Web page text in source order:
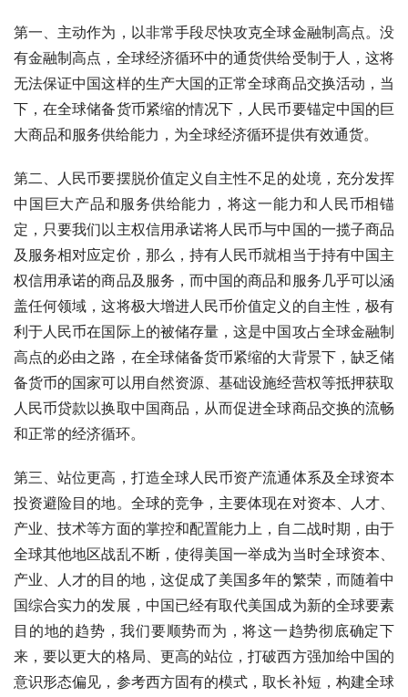
第一、主动作为，以非常手段尽快攻克全球金融制高点。没
有金融制高点，全球经济循环中的通货供给受制于人，这将
无法保证中国这样的生产大国的正常全球商品交换活动，当
下，在全球储备货币紧缩的情况下，人民币要锚定中国的巨
大商品和服务供给能力，为全球经济循环提供有效通货。
第二、人民币要摆脱价值定义自主性不足的处境，充分发挥
中国巨大产品和服务供给能力，将这一能力和人民币相锚
定，只要我们以主权信用承诺将人民币与中国的一揽子商品
及服务相对应定价，那么，持有人民币就相当于持有中国主
权信用承诺的商品及服务，而中国的商品和服务几乎可以涵
盖任何领域，这将极大增进人民币价值定义的自主性，极有
利于人民币在国际上的被储存量，这是中国攻占全球金融制
高点的必由之路，在全球储备货币紧缩的大背景下，缺乏储
备货币的国家可以用自然资源、基础设施经营权等抵押获取
人民币贷款以换取中国商品，从而促进全球商品交换的流畅
和正常的经济循环。
第三、站位更高，打造全球人民币资产流通体系及全球资本
投资避险目的地。全球的竞争，主要体现在对资本、人才、
产业、技术等方面的掌控和配置能力上，自二战时期，由于
全球其他地区战乱不断，使得美国一举成为当时全球资本、
产业、人才的目的地，这促成了美国多年的繁荣，而随着中
国综合实力的发展，中国已经有取代美国成为新的全球要素
目的地的趋势，我们要顺势而为，将这一趋势彻底确定下
来，要以更大的格局、更高的站位，打破西方强加给中国的
意识形态偏见，参考西方固有的模式，取长补短，构建全球